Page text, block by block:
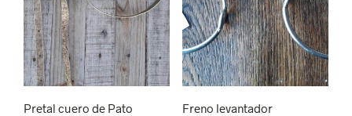
Pretal cuero de Pato
Freno levantador